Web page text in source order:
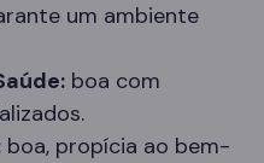
um ambiente
boa com
boa, propícia ao bem-